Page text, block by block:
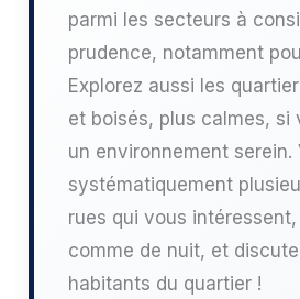
parmi les secteurs à
prudence, notamment
Explorez aussi les
et boisés, plus calmes, si
un environnement serein.
systématiquement
rues qui vous
comme de nuit, et
habitants du quartier !